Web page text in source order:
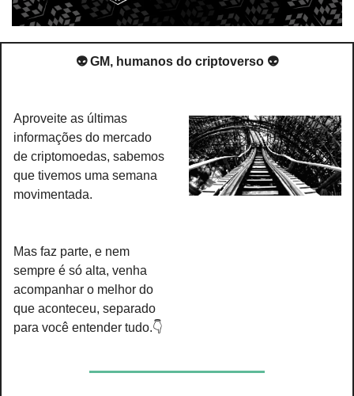
👽 GM, humanos do criptoverso 👽
Aproveite as últimas
informações do mercado
de criptomoedas, sabemos
que tivemos uma semana
movimentada.
Mas faz parte, e nem
sempre é só alta, venha
acompanhar o melhor do
que aconteceu, separado
para você entender tudo.👇